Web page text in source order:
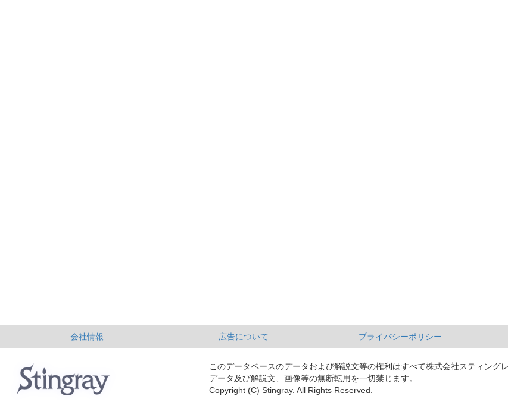
会社情報 広告について プライバシーポリシー
このデータベースのデータおよび解説文等の権利はすべて株式会社スティング
データ及び解説文、画像等の無断転用を一切禁じます。
Copyright (C) Stingray. All Rights Reserved.